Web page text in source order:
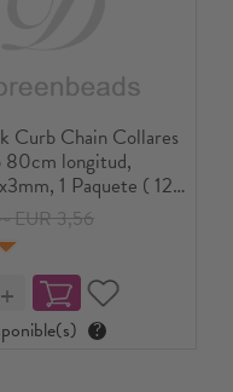
Curb Chain Collares
80cm longitud,
1 Paquete ( 12
EUR 3,56
?